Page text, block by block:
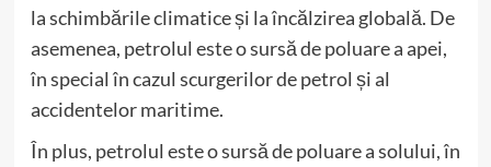
la schimbările climatice și la încălzirea globală. De
asemenea, petrolul este o sursă de poluare a apei,
în special în cazul scurgerilor de petrol și al
accidentelor maritime.
În plus, petrolul este o sursă de poluare a solului, în